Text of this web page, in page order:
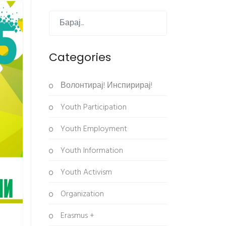
Categories
Волонтирај! Инспирирај!
Youth Participation
Youth Employment
Youth Information
Youth Activism
Organization
Erasmus +